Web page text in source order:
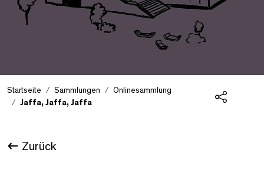
Startseite Sammlungen
Onlinesammlung
Jaffa, Jaffa, Jaffa
Zurück